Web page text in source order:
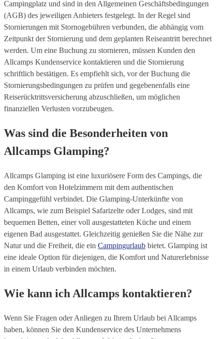
Campingplatz und sind in den Allgemeinen Geschäftsbedingungen
(AGB) des jeweiligen Anbieters festgelegt. In der Regel sind
Stornierungen mit Stornogebühren verbunden, die abhängig vom
Zeitpunkt der Stornierung und dem geplanten Reiseantritt berechnet
werden. Um eine Buchung zu stornieren, müssen Kunden den
Allcamps Kundenservice kontaktieren und die Stornierung
schriftlich bestätigen. Es empfiehlt sich, vor der Buchung die
Stornierungsbedingungen zu prüfen und gegebenenfalls eine
Reiserücktrittsversicherung abzuschließen, um möglichen
finanziellen Verlusten vorzubeugen.
Was sind die Besonderheiten von
Allcamps Glamping?
Allcamps Glamping ist eine luxuriösere Form des Campings, die
den Komfort von Hotelzimmern mit dem authentischen
Campinggefühl verbindet. Die Glamping-Unterkünfte von
Allcamps, wie zum Beispiel Safarizelte oder Lodges, sind mit
bequemen Betten, einer voll ausgestatteten Küche und einem
eigenen Bad ausgestattet. Gleichzeitig genießen Sie die Nähe zur
Natur und die Freiheit, die ein Campingurlaub bietet. Glamping ist
eine ideale Option für diejenigen, die Komfort und Naturerlebnisse
in einem Urlaub verbinden möchten.
Wie kann ich Allcamps kontaktieren?
Wenn Sie Fragen oder Anliegen zu Ihrem Urlaub bei Allcamps
haben, können Sie den Kundenservice des Unternehmens